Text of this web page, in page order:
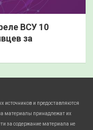
ВСУ 10
за
источников и предоставляются
материалы принадлежат их
за содержание материала не